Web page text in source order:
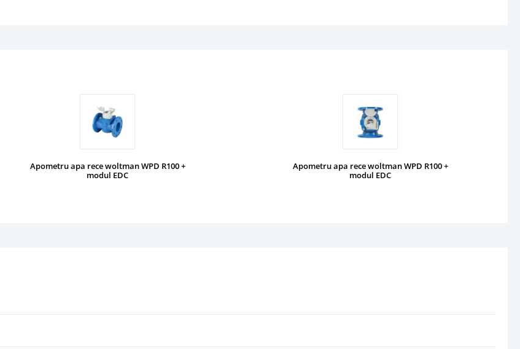
Apometru apa rece woltman WPD R100 +
modul EDC
Apometru apa rece woltman WPD R100 +
modul EDC